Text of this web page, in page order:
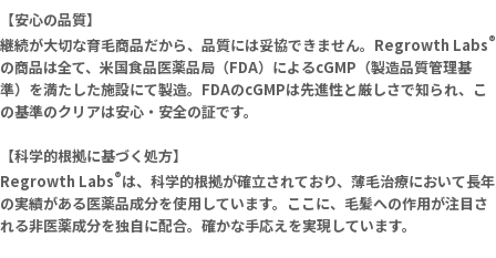
【安心の品質】
継続が大切な育毛商品だから、品質には妥協できません。Regrowth Labs®
の商品は全て、米国食品医薬品局（FDA）によるcGMP（製造品質管理基
準）を満たした施設にて製造。FDAのcGMPは先進性と厳しさで知られ、こ
の基準のクリアは安心・安全の証です。
【科学的根拠に基づく処方】
Regrowth Labs®は、科学的根拠が確立されており、薄毛治療において長年
の実績がある医薬品成分を使用しています。ここに、毛髪への作用が注目さ
れる非医薬成分を独自に配合。確かな手応えを実現しています。